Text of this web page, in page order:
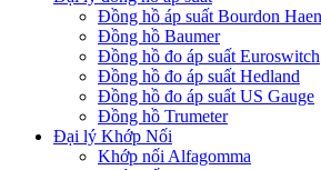
Đồng hồ áp suất Bourdon
Đồng hồ Baumer
Đồng hồ đo áp suất Euroswitch
Đồng hồ đo áp suất Hedland
Đồng hồ đo áp suất US Gauge
Đồng hồ Trumeter
Đại lý Khớp Nối
Khớp nối Alfagomma